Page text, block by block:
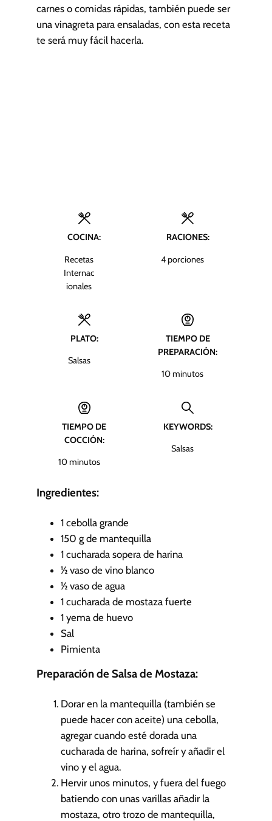
carnes o comidas rápidas, también puede ser
una vinagreta para ensaladas, con esta receta
te será muy fácil hacerla.
COCINA:
Recetas
Internac
ionales
RACIONES:
4porciones
PLATO:
Salsas
TIEMPO DE
PREPARACIÓN:
10m
t
s
minutos
TIEMPO DE
COCCIÓN:
10m
n
o
s
minutos
KEYWORDS:
Salsas
Ingredientes:
1 cebolla grande
150 g de mantequilla
1 cucharada sopera de harina
½ vaso de vino blanco
½ vaso de agua
1 cucharada de mostaza fuerte
1 yema de huevo
Sal
Pimienta
Preparación de Salsa de Mostaza:
Dorar en la mantequilla (también se
puede hacer con aceite) una cebolla,
agregar cuando esté dorada una
cucharada de harina, sofreír y añadir el
vino y el agua.
Hervir unos minutos, y fuera del fuego
batiendo con unas varillas añadir la
mostaza, otro trozo de mantequilla,